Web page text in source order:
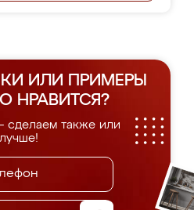
ИЛИ ПРИМЕРЫ
НРАВИТСЯ?
сделаем также или
лучше!